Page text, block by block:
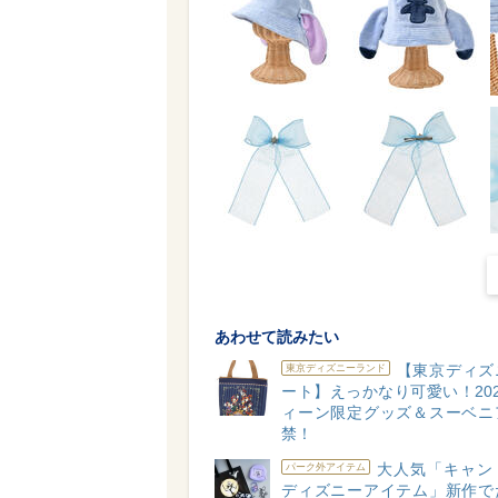
あわせて読みたい
東京ディズニーランド
【東京ディ
ート】えっかなり可愛い！
ィーン限定グッズ＆スーベ
禁！
パーク外アイテム
大人気「キャン
ディズニーアイテム」新作で